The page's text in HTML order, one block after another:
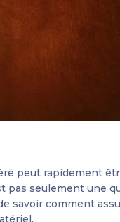
peut rapidement
pas seulement une
savoir comment